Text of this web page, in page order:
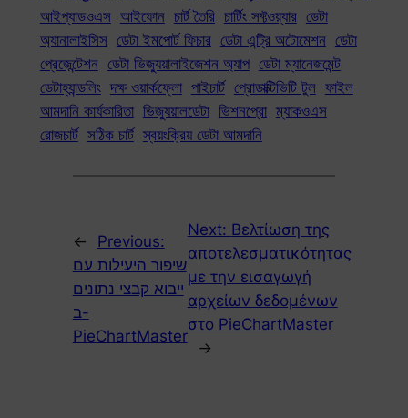
আইপ্যাডওএস আইফোন চার্ট তৈরি চার্টিং সফ্টওয়্যার ডেটা
অ্যানালাইসিস ডেটা ইমপোর্ট ফিচার ডেটা এন্ট্রি অটোমেশন ডেটা
প্রেজেন্টেশন ডেটা ভিজ্যুয়ালাইজেশন অ্যাপ ডেটা ম্যানেজমেন্ট
ডেটাহ্যান্ডলিং দক্ষ ওয়ার্কফ্লো পাইচার্ট প্রোডাক্টিভিটি টুল ফাইল
আমদানি কার্যকারিতা ভিজ্যুয়ালডেটা ভিশনপ্রো ম্যাকওএস
রোজচার্ট সঠিক চার্ট স্বয়ংক্রিয় ডেটা আমদানি
←
Previous:
שיפור היעילות עם
ייבוא ​​קבצי נתונים
ב-
PieChartMaster
Next: Βελτίωση της
αποτελεσματικότητας
με την εισαγωγή
αρχείων δεδομένων
στο PieChartMaster
→